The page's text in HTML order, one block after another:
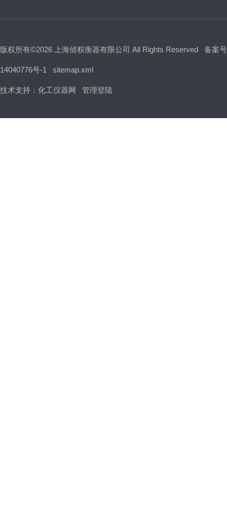
版权所有©2026 上海侦权衡器有限公司 All Rights Reserved 备案
14040776号-1 sitemap.xml
技术支持： 化工仪器网 管理登陆